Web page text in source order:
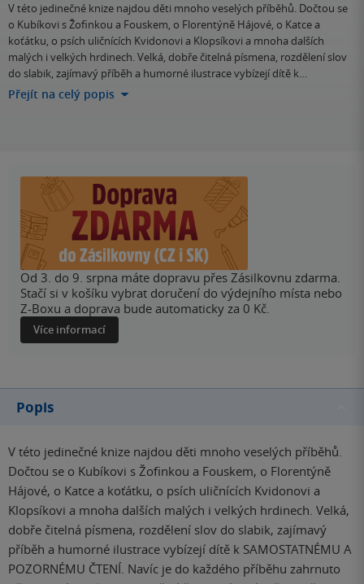
V této jedinečné knize najdou děti mnoho veselých příběhů. Dočtou se
o Kubíkovi s Žofinkou a Fouskem, o Florentýně Hájové, o Katce a
koťátku, o psích uličnících Kvidonovi a Klopsíkovi a mnoha dalších
malých i velkých hrdinech. Velká, dobře čitelná písmena, rozdělení slov
do slabik, zajímavý příběh a humorné ilustrace vybízejí dítě k…
Přejít na celý popis
Od 3. do 9. srpna máte dopravu přes Zásilkovnu zdarma.
Stačí si v košíku vybrat doručení do výdejního místa nebo
Z-Boxu a doprava bude automaticky za 0 Kč.
Více informací
Popis
V této jedinečné knize najdou děti mnoho veselých příběhů.
Dočtou se o Kubíkovi s Žofinkou a Fouskem, o Florentýně
Hájové, o Katce a koťátku, o psích uličnících Kvidonovi a
Klopsíkovi a mnoha dalších malých i velkých hrdinech. Velká,
dobře čitelná písmena, rozdělení slov do slabik, zajímavý
příběh a humorné ilustrace vybízejí dítě k SAMOSTATNÉMU A
POZORNÉMU ČTENÍ. Navíc je do každého příběhu zahrnuto